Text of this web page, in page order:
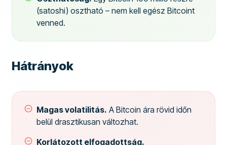
(satoshi) osztható – nem kell egész Bitcoint
venned.
Hátrányok
Magas volatilitás. A Bitcoin ára rövid időn
belül drasztikusan változhat.
Korlátozott elfogadottság.